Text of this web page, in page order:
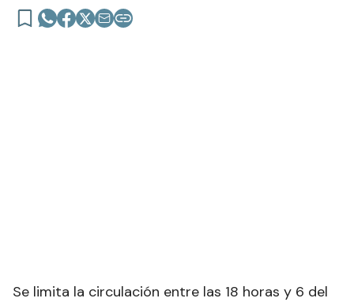
provincia